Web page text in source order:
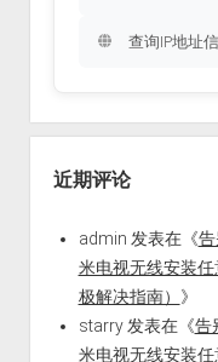
查询IP地址
近期评论
admin 发表在《
米电视无线安装任
极解决指南） 》
starry发表在《告
米电视无线安装任